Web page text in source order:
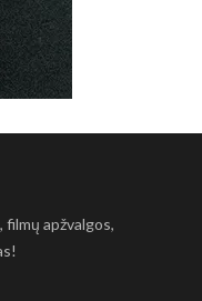
filmų apžvalgos,